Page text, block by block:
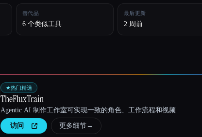
替代品
6 个类似工具
最后更新
2 周前
★热门精选
TheFluxTrain
Agentic AI 制作工作室可实现一致的角色、工作流程和视频
访问 更多细节→